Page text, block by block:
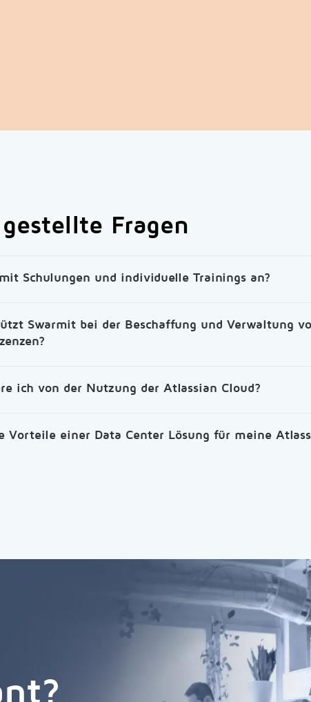
Fragen
Schulungen und individuelle Trainings an?
Swarmit bei der Beschaffung und Verwaltung
ich von der Nutzung der Atlassian Cloud?
Vorteile einer Data Center Lösung für meine